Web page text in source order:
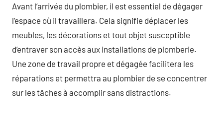
Avant l’arrivée du plombier, il est essentiel de dégager
l’espace où il travaillera. Cela signifie déplacer les
meubles, les décorations et tout objet susceptible
d’entraver son accès aux installations de plomberie.
Une zone de travail propre et dégagée facilitera les
réparations et permettra au plombier de se concentrer
sur les tâches à accomplir sans distractions.